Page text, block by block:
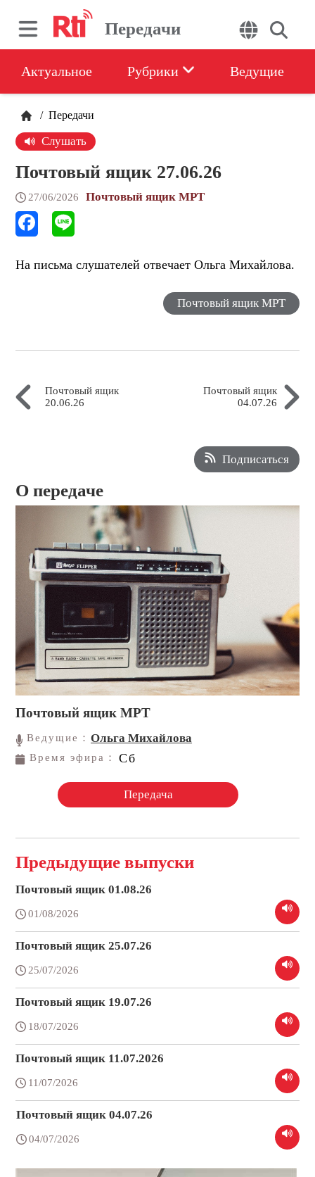
Передачи
Актуальное Рубрики Ведущие
/ Передачи
Слушать
Почтовый ящик 27.06.26
27/06/2026 Почтовый ящик МРТ
На письма слушателей отвечает Ольга Михайлова.
Почтовый ящик МРТ
Почтовый ящик
20.06.26
Почтовый ящик
04.07.26
Подписаться
О передаче
Почтовый ящик МРТ
Ведущие：Ольга Михайлова
Время эфира： Сб
Передача
Предыдущие выпуски
Почтовый ящик 01.08.26
01/08/2026
Почтовый ящик 25.07.26
25/07/2026
Почтовый ящик 19.07.26
18/07/2026
Почтовый ящик 11.07.2026
11/07/2026
Почтовый ящик 04.07.26
04/07/2026